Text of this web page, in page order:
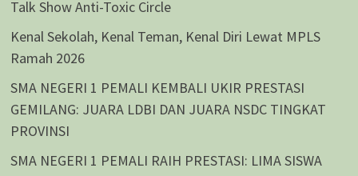
Talk Show Anti-Toxic Circle
Kenal Sekolah, Kenal Teman, Kenal Diri Lewat MPLS
Ramah 2026
SMA NEGERI 1 PEMALI KEMBALI UKIR PRESTASI
GEMILANG: JUARA LDBI DAN JUARA NSDC TINGKAT
PROVINSI
SMA NEGERI 1 PEMALI RAIH PRESTASI: LIMA SISWA